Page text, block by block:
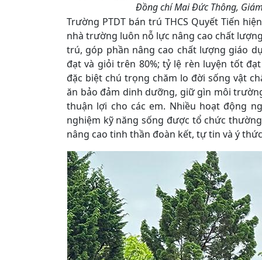
Đồng chí Mai Đức Thông,
Trường PTDT bán trú THCS Quyết Tiến
nhà trường luôn nỗ lực nâng cao chất
trú, góp phần nâng cao chất lượng giáo
đạt và giỏi trên 80%; tỷ lệ rèn luyện tốt
đặc biệt chú trọng chăm lo đời sống vật
ăn bảo đảm dinh dưỡng, giữ gìn môi
thuận lợi cho các em. Nhiều hoạt động
nghiệm kỹ năng sống được tổ chức
nâng cao tinh thần đoàn kết, tự tin và ý